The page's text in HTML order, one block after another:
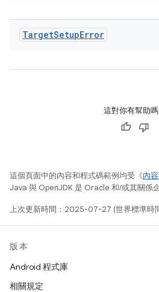
TargetSetupError
這對你有幫助嗎
這個頁面中的內容和程式碼範例均受《內
Java 與 OpenJDK 是 Oracle 和/或其關係
上次更新時間：2025-07-27 (世界標準時
版本
Android 程式庫
相關規定